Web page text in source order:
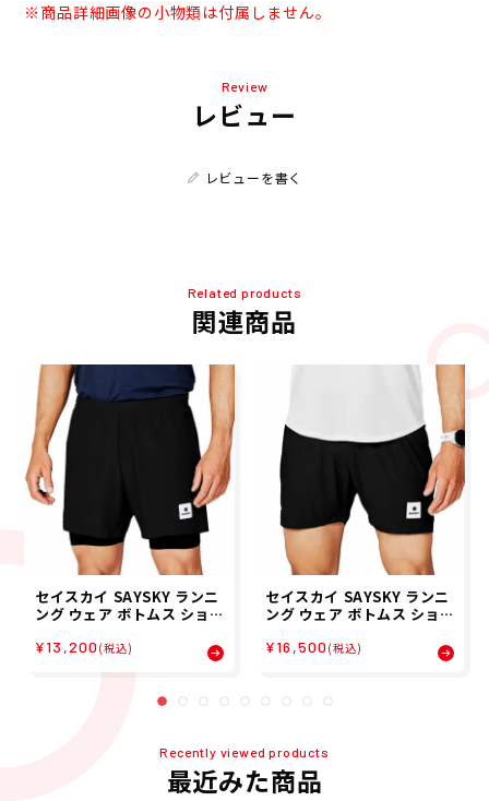
※商品詳細画像の小物類は付属しません。
Review
レビュー
レビューを書く
Related products
関連商品
セイスカイ SAYSKY ランニ
ング ウェア ボトムス ショー
n 1 Pace Short 5 XMRSH
¥13,200 (税込)
セイスカイ SAYSKY ランニ
ング ウェア ボトムス ショー
ンニングショーツ Flow Sh
HO 秋冬
¥16,500 (税込)
Recently viewed products
最近みた商品